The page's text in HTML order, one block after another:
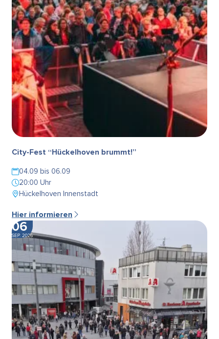
City-Fest “Hückelhoven brummt!”
04.09 bis 06.09
20:00 Uhr
Hückelhoven Innenstadt
Hier informieren
06
SEP. 2026